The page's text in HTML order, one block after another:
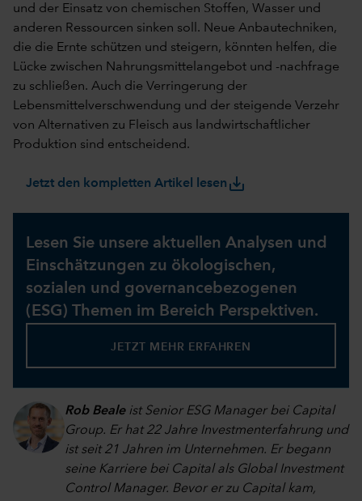
und der Einsatz von chemischen Stoffen, Wasser und
anderen Ressourcen sinken soll. Neue Anbautechniken,
die die Ernte schützen und steigern, könnten helfen, die
Lücke zwischen Nahrungsmittelangebot und -nachfrage
zu schließen. Auch die Verringerung der
Lebensmittelverschwendung und der steigende Verzehr
von Alternativen zu Fleisch aus landwirtschaftlicher
Produktion sind entscheidend.
Jetzt den kompletten Artikel lesen save_alt
Lesen Sie unsere aktuellen Analysen und
Einschätzungen zu ökologischen,
sozialen und governancebezogenen
(ESG) Themen im Bereich Perspektiven.
JETZT MEHR ERFAHREN
Rob Bealeist Senior ESG Manager bei Capital
Group. Er hat 22 Jahre Investmenterfahrung und
ist seit 21 Jahren im Unternehmen. Er begann
seine Karriere bei Capital als Global Investment
Control Manager. Bevor er zu Capital kam,